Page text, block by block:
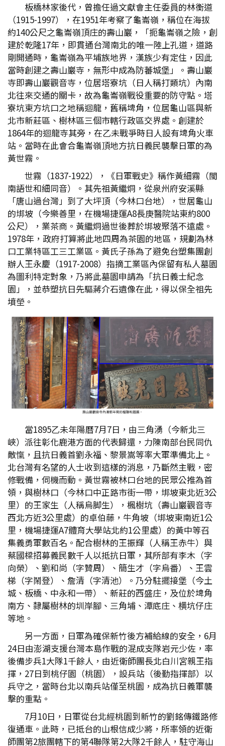
板橋林家後代，曾擔任過文獻會主任委員的林衡道
（1915-1997），在1951年考察了龜崙嶺，稱位在海拔
約140公尺之龜崙嶺頂庄的壽山巖，「扼龜崙嶺之險，創
建於乾隆17年，即貫通台灣南北的唯一陸上孔道，道路
剛開通時，龜崙嶺為平埔族地界，漢族少有定住，因此
當時創建之壽山巖寺，無形中成為防蕃城堡」。壽山巖
寺即壽山巖觀音寺，位居塔寮坑（日人稱打類坑）內南
北往來交通的關卡，故為龜崙嶺戰役重要的防守點。塔
寮坑東方坑口之地稱迴龍，舊稱埤角，位居龜山區與新
北市新莊區、樹林區三個市轄行政區交界處。創建於
1864年的迴龍寺其旁，在乙未戰爭時日人設有埤角火車
站。當時在此會合龜崙嶺頂地方抗日義民襲擊日軍的為
黃世霧。
世霧（1837-1922），《日軍戰史》稱作黃細霧（閩
南語世和細同音）。其先祖黃繼烔，從泉州府安溪縣
「唐山過台灣」到了大坪頂（今林口台地），世居龜山
的垹坡（今樂善里，在機場捷運A8長庚醫院站東約800
公尺），業茶商。黃繼烔過世後葬於垹坡聚落不遠處。
1978年，政府打算將此地四周為茶園的地區，規劃為林
口工業特區工三工業區。黃氏子孫為了避免台塑集團創
辦人王永慶（1917-2008）指摘工業區內保留有私人墓園
為圖利特定對象，乃將此墓園申請為「抗日義士紀念
園」，並恭塑抗日先驅蔣介石遺像在此，得以保全祖先
墳塋。
當1895乙未年陽曆7月7日，由三角湧（今新北三
峽）派往彰化鹿港方面的代表歸還，力陳南部台民同仇
敵愾，且抗日義首劉永福、黎景嵩等率大軍準備北上。
北台灣有名望的人士收到這樣的消息，乃斷然主戰，密
修戰備，伺機而動。黃世霧被林口台地的民眾公推為首
領，與樹林口（今林口中正路市街一帶，垹坡東北近3公
里）的王家生（人稱烏脚生），楓樹坑（壽山巖觀音寺
西北方近3公里處）的卓伯藤，牛角坡（垹坡東南近1公
里，機場捷運A7體育大學站北約1公里處）的黃中等召
集義勇軍數百名。配合樹林的王振輝（人稱王赤牛）與
蔡國樑招募義民數千人以抵抗日軍，其所部有李木（字
向榮）、劉和尚（字贊周）、簡生才（字烏番）、王雲
梯（字鬧登）、詹清（字清池）。乃分駐擺接堡（今土
城、板橋、中永和一帶）、新莊的西盛庄，及位於埤角
南方、隸屬樹林的圳岸腳、三角埔、潭底庄、横坑仔庄
等地。
另一方面，日軍為確保新竹後方補給線的安全，6月
24日由澎湖支援台灣本島作戰的混成支隊岩元少佐，率
後備步兵1大隊1千餘人，由近衛師團長北白川宮親王指
揮，27日到桃仔園（桃園），設兵站（後勤指揮部）以
兵守之，當時台北以南兵站僅至桃園，成為抗日義軍襲
擊的重點。
7月10日，日軍從台北經桃園到新竹的劉銘傳鐵路修
復通車。此時，已抵台的山根信成少將，所率領的近衛
師團第2旅團轄下的第4聯隊第2大隊2千餘人，駐守海山